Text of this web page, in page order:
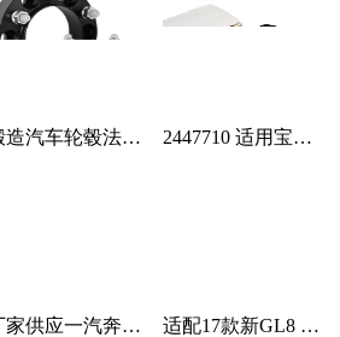
锻造汽车轮毂法兰盘加宽偏距垫片适用丰田霸道普拉多黑色阳极氧化 1只 2447710 适用宝马蓄电池紧急电池 84102447710 84109361678 1个
厂家供应一汽奔腾B30空调滤芯空调格空调滤清器 1个 适配17款新GL8 2.0T 2.5L空滤 空气滤芯 滤清器 空气格 5个